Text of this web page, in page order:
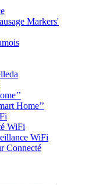
Markers'
Home’’
WiFi
WiFi
Connecté